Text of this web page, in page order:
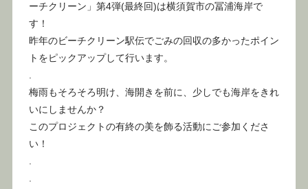
ーチクリーン」第4弾(最終回)は横須賀市の冨浦海岸で
す！
昨年のビーチクリーン駅伝でごみの回収の多かったポイン
トをピックアップして行います。
.
梅雨もそろそろ明け、海開きを前に、少しでも海岸をきれ
いにしませんか？
このプロジェクトの有終の美を飾る活動にご参加くださ
い！
.
.